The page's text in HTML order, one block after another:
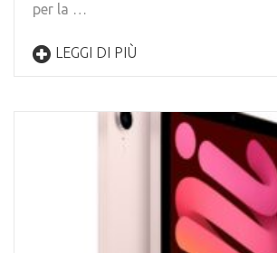
per la …
LEGGI DI PIÙ